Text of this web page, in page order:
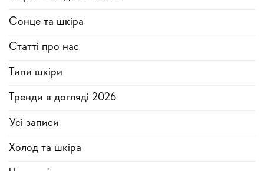
Сонце та шкіра
Статті про нас
Типи шкіри
Тренди в догляді 2026
Усi записи
Холод та шкіра